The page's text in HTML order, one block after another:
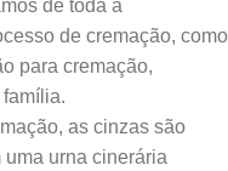
de toda a
de cremação, como
para cremação,
as cinzas são
urna cinerária